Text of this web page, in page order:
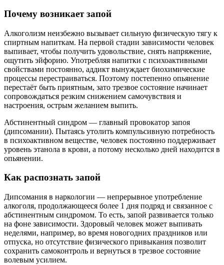
Почему возникает запой
Алкоголизм неизбежно вызывает сильную физическую тягу к
спиртным напиткам. На первой стадии зависимости человек
выпивает, чтобы получить удовольствие, снять напряжение,
ощутить эйфорию. Употребляя напитки с психоактивными
свойствами постоянно, аддикт вынуждает биохимические
процессы перестраиваться. Поэтому постепенно опьянение
перестаёт быть приятным, зато трезвое состояние начинает
сопровождаться резким снижением самочувствия и
настроения, острым желанием выпить.
Абстинентный синдром — главный провокатор запоя
(дипсомании). Пытаясь утолить компульсивную потребность
в психоактивном веществе, человек постоянно поддерживает
уровень этанола в крови, а потому несколько дней находится в
опьянении.
Как распознать запой
Дипсомания в наркологии — непрерывное употребление
алкоголя, продолжающееся более 1 дня подряд и связанное с
абстинентным синдромом. То есть, запой развивается только
на фоне зависимости. Здоровый человек может выпивать
неделями, например, во время новогодних праздников или
отпуска, но отсутствие физического привыкания позволит
сохранить самоконтроль и вернуться в трезвое состояние
волевым усилием.